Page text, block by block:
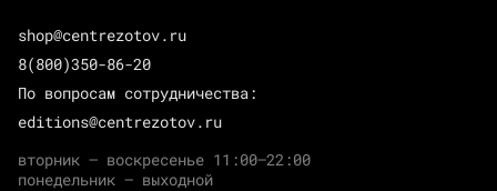
shop@centrezotov.ru
8(800)350-86-20
По вопросам сотрудничества:
editions@centrezotov.ru
вторник — воскресенье 11:00–22:00
понедельник — выходной